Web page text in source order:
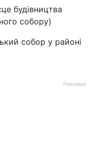
будівництва
собору)
собор у районі
Реклама